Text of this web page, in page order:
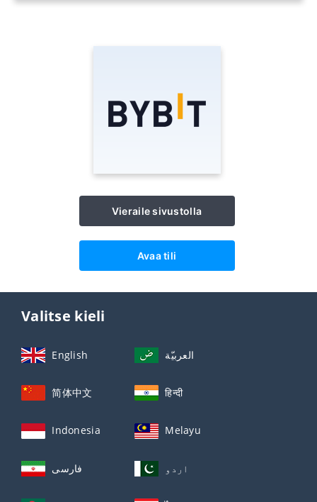
Vieraile sivustolla
Avaa tili
Valitse kieli
English العربيّة
简体中文 हिन्दी
Indonesia Melayu
فارسی اردو